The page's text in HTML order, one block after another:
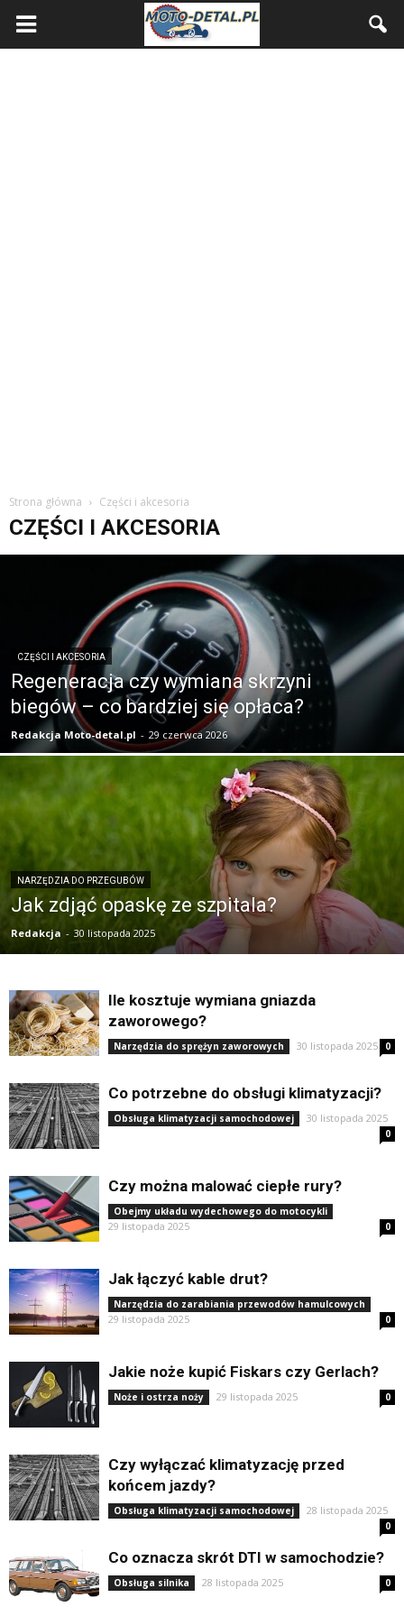
Strona główna Części i akcesoria
CZĘŚCI I AKCESORIA
CZĘŚCI I AKCESORIA
Regeneracja czy wymiana skrzyni
biegów – co bardziej się opłaca?
Redakcja Moto-detal.pl - 29 czerwca 2026
NARZĘDZIA DO PRZEGUBÓW
Jak zdjąć opaskę ze szpitala?
Redakcja - 30 listopada 2025
Ile kosztuje wymiana gniazda
zaworowego?
Narzędzia do sprężyn zaworowych 30 listopada 2025 0
Co potrzebne do obsługi klimatyzacji?
Obsługa klimatyzacji samochodowej 30 listopada 2025
0
Czy można malować ciepłe rury?
Obejmy układu wydechowego do motocykli
29 listopada 2025 0
Jak łączyć kable drut?
Narzędzia do zarabiania przewodów hamulcowych
29 listopada 2025 0
Jakie noże kupić Fiskars czy Gerlach?
Noże i ostrza noży 29 listopada 2025 0
Czy wyłączać klimatyzację przed
końcem jazdy?
Obsługa klimatyzacji samochodowej 28 listopada 2025
0
Co oznacza skrót DTI w samochodzie?
Obsługa silnika 28 listopada 2025 0